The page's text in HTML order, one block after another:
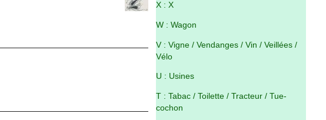
X : X
W : Wagon
V : Vigne / Vendanges / Vin / Veillées /
Vélo
U : Usines
T : Tabac / Toilette / Tracteur / Tue-
cochon